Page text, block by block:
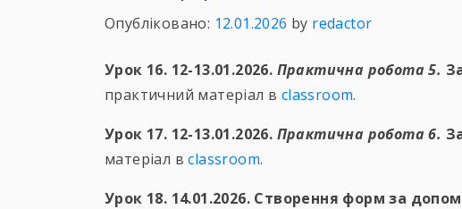
Опубліковано: 12.01.2026 by redactor
Урок 16. 12-13.01.2026. Практична робота 5.
практичний матеріал в classroom.
Урок 17. 12-13.01.2026. Практична робота 6.
матеріал вclassroom.
Урок 18. 14.01.2026. Створення форм за